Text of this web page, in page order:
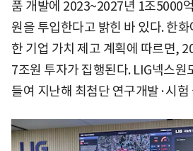
품 개발에 2023~2027년 1조5000
원을 투입한다고 밝힌 바 있다. 한
한 기업 가치 제고 계획에 따르면,
7조원 투자가 집행된다. LIG넥스원
들여 지난해 최첨단 연구개발·시험